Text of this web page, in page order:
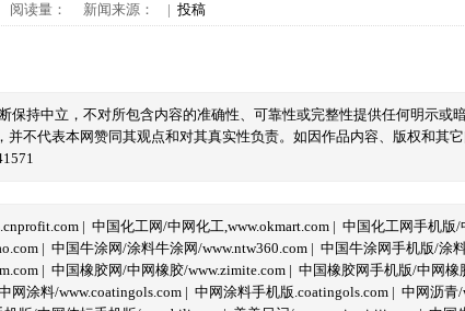
阅读量： 新闻来源： | 投稿
保持中立，不对所包含内容的准确性、可靠性或完整性提供任何明示或
不代表本网赞同其观点和对其真实性负责。如因作品内容、版权和其
| 中国化工网/中网化工,www.okmart.com | 中国化工网手机版/
| 中国牛涂网/涂料牛涂网/www.ntw360.com | 中国牛涂网手机版/涂
| 中国橡胶网/中网橡胶/www.zimite.com | 中国橡胶网手机版/中网橡
网涂料/www.coatingols.com | 中网涂料手机版.coatingols.com | 中网沥青/